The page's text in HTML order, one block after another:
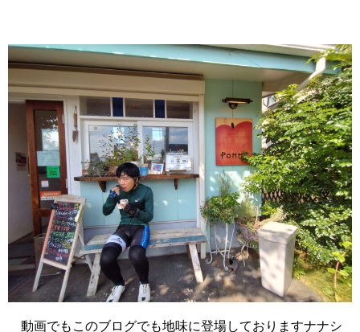
動画でもこのブログでも地味に登場しておりますナナシ